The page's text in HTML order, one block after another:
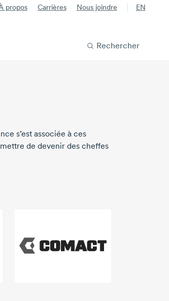
propos Carrières Nous joindre EN
Rechercher
s’est associée à ces
de devenir des cheffes